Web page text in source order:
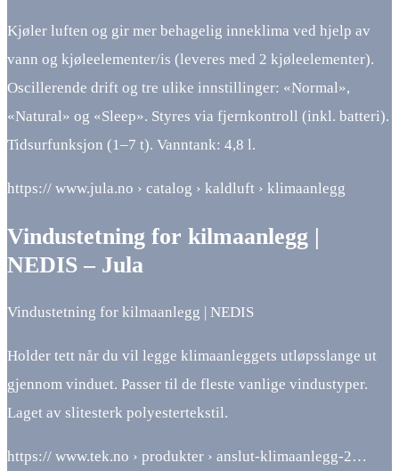
Kjøler luften og gir mer behagelig inneklima ved hjelp av
vann og kjøleelementer/is (leveres med 2 kjøleelementer).
Oscillerende drift og tre ulike innstillinger: «Normal»,
«Natural» og «Sleep». Styres via fjernkontroll (inkl. batteri).
Tidsurfunksjon (1–7 t). Vanntank: 4,8 l.
https:// www.jula.no › catalog › kaldluft › klimaanlegg
Vindustetning for kilmaanlegg |
NEDIS – Jula
Vindustetning for kilmaanlegg | NEDIS
Holder tett når du vil legge klimaanleggets utløpsslange ut
gjennom vinduet. Passer til de fleste vanlige vindustyper.
Laget av slitesterk polyestertekstil.
https:// www.tek.no › produkter › anslut-klimaanlegg-2…